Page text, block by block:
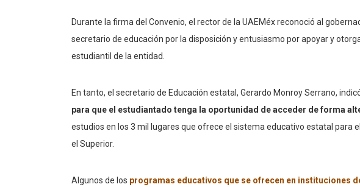
Durante la firma del Convenio, el rector de la UAEMéx reconoció al
secretario de educación por la disposición y entusiasmo por apoyar y
estudiantil de la entidad.
En tanto, el secretario de Educación estatal, Gerardo Monroy Serrano,
para que el estudiantado tenga la oportunidad de acceder de forma
estudios en los 3 mil lugares que ofrece el sistema educativo estatal para
el Superior.
Algunos de los programas educativos que se ofrecen en instituciones